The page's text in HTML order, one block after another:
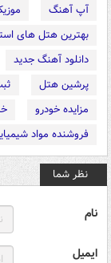
آپ آهنگ
بهترین هتل های
دانلود آهنگ جدید
پرشین هتل
مزایده خودرو
فروشنده مواد
نظر شما
نام
ایمیل